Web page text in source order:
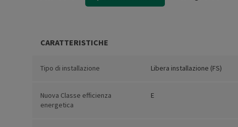
CARATTERISTICHE
Tipo di installazione Libera installazione (FS)
Nuova Classe efficienza
energetica
E